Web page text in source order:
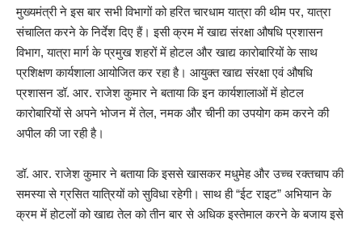
मुख्यमंत्री ने इस बार सभी विभागों को हरित चारधाम यात्रा की थीम पर, यात्रा
संचालित करने के निर्देश दिए हैं। इसी क्रम में खाद्य संरक्षा औषधि प्रशासन
विभाग, यात्रा मार्ग के प्रमुख शहरों में होटल और खाद्य कारोबारियों के साथ
प्रशिक्षण कार्यशाला आयोजित कर रहा है। आयुक्त खाद्य संरक्षा एवं औषधि
प्रशासन डॉ. आर. राजेश कुमार ने बताया कि इन कार्यशालाओं में होटल
कारोबारियों से अपने भोजन में तेल, नमक और चीनी का उपयोग कम करने की
अपील की जा रही है।
डॉ. आर. राजेश कुमार ने बताया कि इससे खासकर मधुमेह और उच्च रक्तचाप की
समस्या से ग्रसित यात्रियों को सुविधा रहेगी। साथ ही “ईट राइट” अभियान के
क्रम में होटलों को खाद्य तेल को तीन बार से अधिक इस्तेमाल करने के बजाय इसे